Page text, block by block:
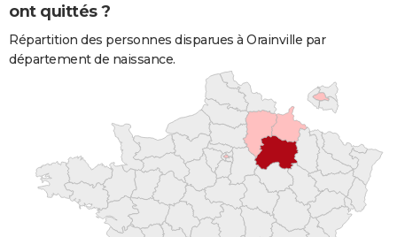
ont quittés ?
Répartition des personnes disparues à Orainville par
département de naissance.